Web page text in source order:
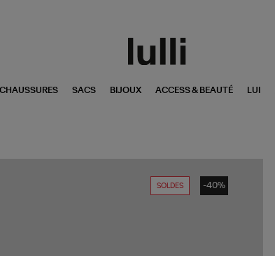
CHAUSSURES SACS BIJOUX ACCESS & BEAUTÉ LUI
SOLDES -40%